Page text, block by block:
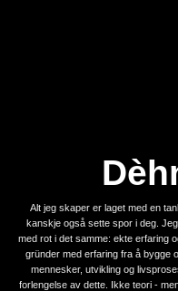
Alt jeg skaper er laget med en
kanskje også sette spor i deg.
med rot i det samme: ekte erfaring
gründer med erfaring fra å bygge
mennesker, utvikling og
forlengelse av dette. Ikke teori -